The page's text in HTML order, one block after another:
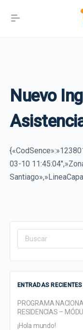
Nuevo
03-10
Search
ENTRADAS RECIENTES
PROGRAMA
RESIDENCIAS –
¡Hola mundo!